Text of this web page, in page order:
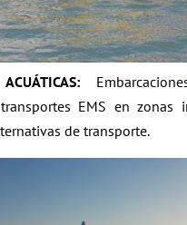
EMS en zonas
de transporte.